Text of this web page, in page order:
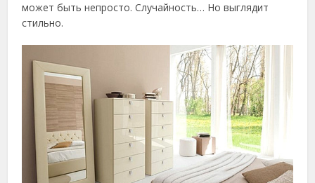
может быть непросто. Случайность… Но выглядит
стильно.